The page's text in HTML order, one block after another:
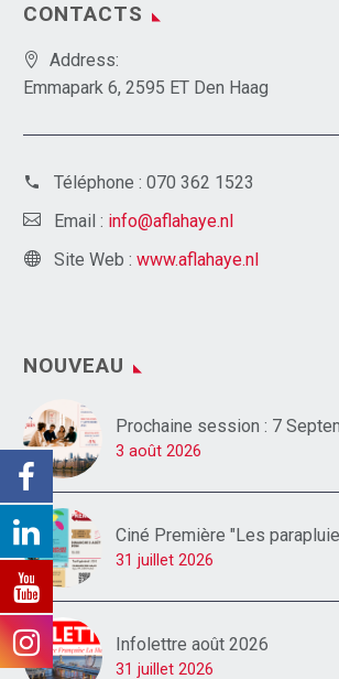
CONTACTS
Address:
Emmapark 6, 2595 ET Den Haag
Téléphone : 070 362 1523
Email : info@aflahaye.nl
Site Web : www.aflahaye.nl
NOUVEAU
Prochaine session : 7
3 août 2026
Ciné Première "Les
31 juillet 2026
Infolettre août 2026
31 juillet 2026